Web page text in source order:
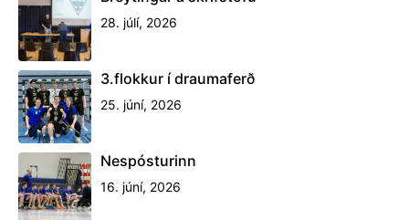
28. júlí, 2026
3.flokkur í draumaferð
25. júní, 2026
Nespósturinn
16. júní, 2026